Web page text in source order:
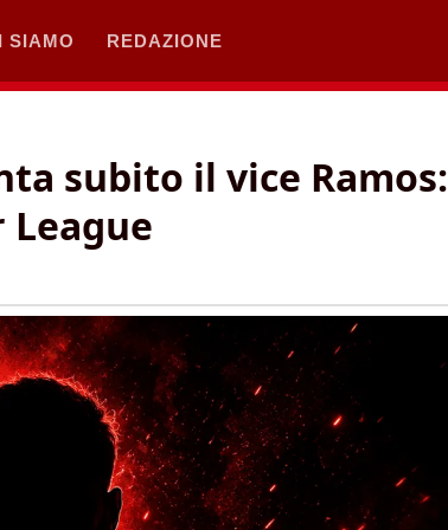
SIAMO REDAZIONE
subito il vice Ramos: